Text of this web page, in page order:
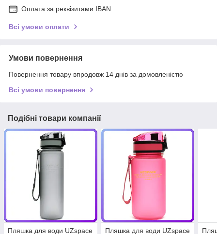
Оплата за реквізитами IBAN
Всі умови оплати
Умови повернення
Повернення товару впродовж 14 днів за домовленістю
Всі умови повернення
Подібні товари компанії
Пляшка для води UZspace
Пляшка для води UZspace